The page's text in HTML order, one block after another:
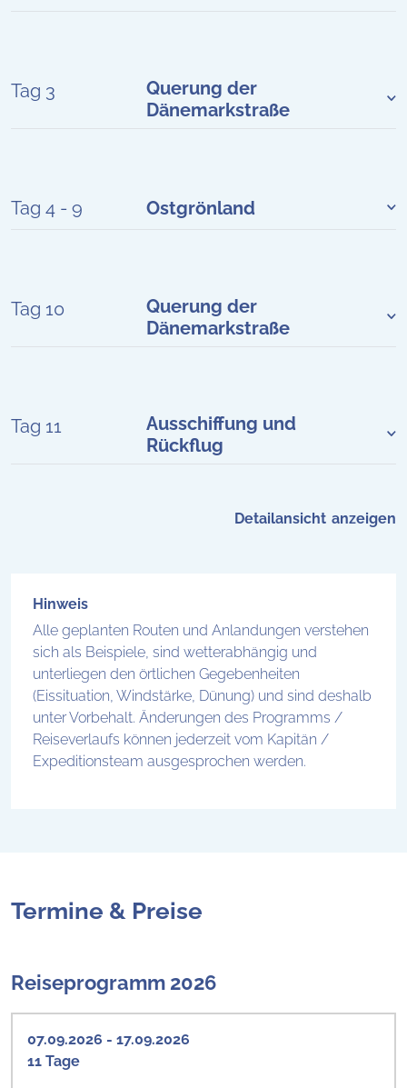
Tag 3
Querung der
Dänemarkstraße
Tag 4 - 9 Ostgrönland
Tag 10
Querung der
Dänemarkstraße
Tag 11
Ausschiffung und
Rückflug
Detailansicht
Hinweis
Alle geplanten Routen und Anlandungen verstehen
sich als Beispiele, sind wetterabhängig und
unterliegen den örtlichen Gegebenheiten
(Eissituation, Windstärke, Dünung) und sind deshalb
unter Vorbehalt. Änderungen des Programms /
Reiseverlaufs können jederzeit vom Kapitän /
Expeditionsteam ausgesprochen werden.
Termine & Preise
Reiseprogramm 2026
07.09.2026 - 17.09.2026
11 Tage